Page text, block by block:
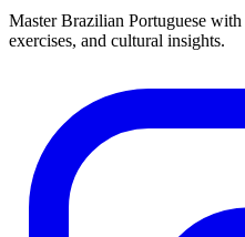
Master Brazilian Portuguese
exercises, and cultural insights.